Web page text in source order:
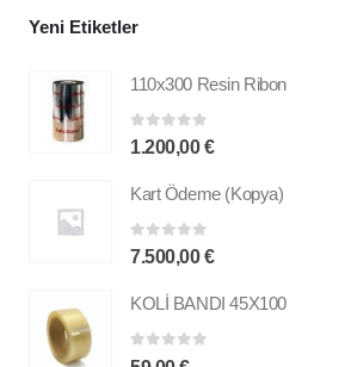
Yeni Etiketler
110x300 Resin Ribon
0 out of 5
1.200,00€
Kart Ödeme (Kopya)
0out of 5
7.500,00€
KOLİ BANDI 45X100
0out of 5